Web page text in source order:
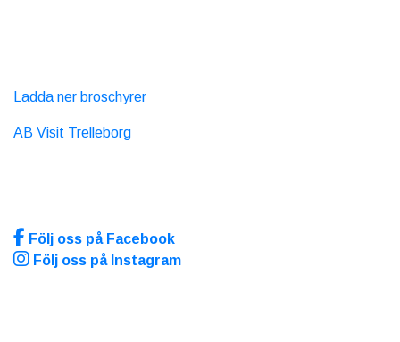
Ladda ner broschyrer
AB Visit Trelleborg
Följ oss på Facebook
Följ oss på Instagram